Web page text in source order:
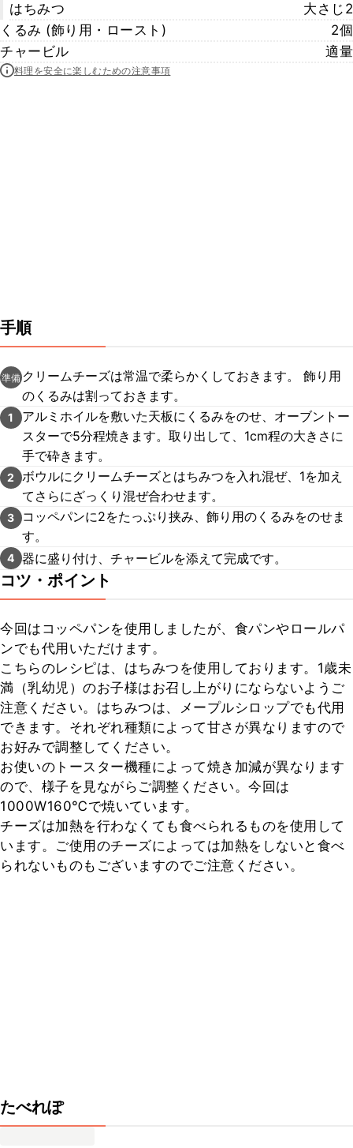
はちみつ
大さじ2
くるみ (飾り用・ロースト)
2個
チャービル
適量
料理を安全に楽しむための注意事項
手順
準備 クリームチーズは常温で柔らかくしておきます。 飾り用
のくるみは割っておきます。
1
アルミホイルを敷いた天板にくるみをのせ、オーブントー
スターで5分程焼きます。取り出して、1cm程の大きさに
手で砕きます。
2
ボウルにクリームチーズとはちみつを入れ混ぜ、1を加え
てさらにざっくり混ぜ合わせます。
3
コッペパンに2をたっぷり挟み、飾り用のくるみをのせま
す。
4 器に盛り付け、チャービルを添えて完成です。
コツ・ポイント
今回はコッペパンを使用しましたが、食パンやロールパ
ンでも代用いただけます。
こちらのレシピは、はちみつを使用しております。1歳未
満（乳幼児）のお子様はお召し上がりにならないようご
注意ください。はちみつは、メープルシロップでも代用
できます。それぞれ種類によって甘さが異なりますので
お好みで調整してください。
お使いのトースター機種によって焼き加減が異なります
ので、様子を見ながらご調整ください。今回は
1000W160℃で焼いています。
チーズは加熱を行わなくても食べられるものを使用して
います。ご使用のチーズによっては加熱をしないと食べ
られないものもございますのでご注意ください。
たべれぽ